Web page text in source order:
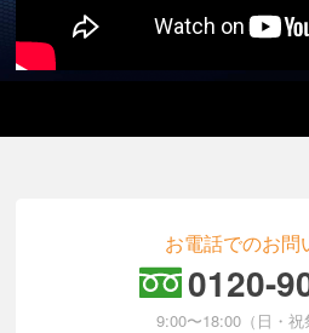
お電話でのお問
0120-
9:00〜18:00（日・祝